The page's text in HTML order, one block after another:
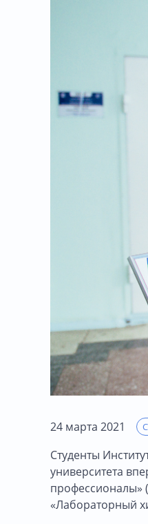
24 марта 2021
Студенты
университета
профессионалы»
«Лабораторный